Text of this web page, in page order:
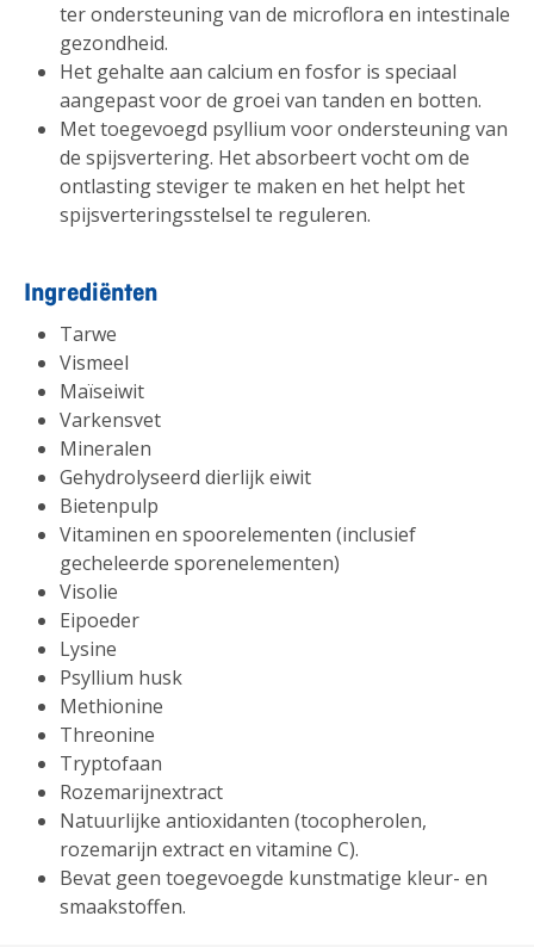
ter ondersteuning van de microflora en intestinale
gezondheid.
Het gehalte aan calcium en fosfor is speciaal
aangepast voor de groei van tanden en botten.
Met toegevoegd psyllium voor ondersteuning van
de spijsvertering. Het absorbeert vocht om de
ontlasting steviger te maken en het helpt het
spijsverteringsstelsel te reguleren.
Ingrediënten
Tarwe
Vismeel
Maïseiwit
Varkensvet
Mineralen
Gehydrolyseerd dierlijk eiwit
Bietenpulp
Vitaminen en spoorelementen (inclusief
gecheleerde sporenelementen)
Visolie
Eipoeder
Lysine
Psyllium husk
Methionine
Threonine
Tryptofaan
Rozemarijnextract
Natuurlijke antioxidanten (tocopherolen,
rozemarijn extract en vitamine C).
Bevat geen toegevoegde kunstmatige kleur- en
smaakstoffen.